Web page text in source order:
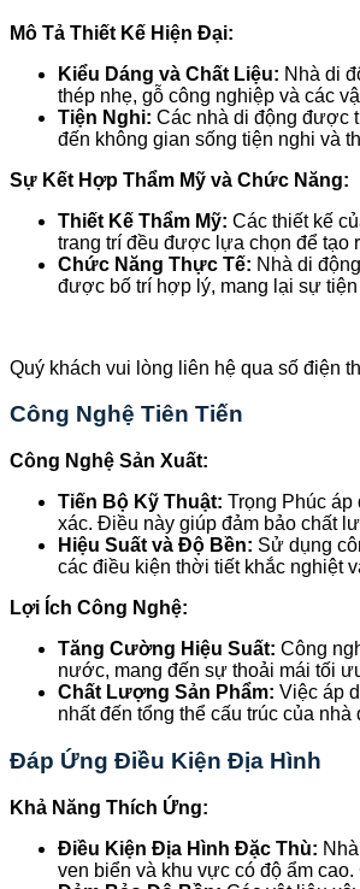
Mô Tả Thiết Kế Hiện Đại:
Kiểu Dáng và Chất Liệu: Nhà di
thép nhẹ, gỗ công nghiệp và các
Tiện Nghi: Các nhà di động được
đến không gian sống tiện nghi và
Sự Kết Hợp Thẩm Mỹ và Chức Năng:
Thiết Kế Thẩm Mỹ: Các thiết kế
trang trí đều được lựa chọn để tạo
Chức Năng Thực Tế: Nhà di
được bố trí hợp lý, mang lại sự
Quý khách vui lòng liên hệ qua số điện
Công Nghệ Tiên Tiến
Công Nghệ Sản Xuất:
Tiến Bộ Kỹ Thuật: Trọng Phúc áp
xác. Điều này giúp đảm bảo chất
Hiệu Suất và Độ Bền: Sử dụng
các điều kiện thời tiết khắc nghiệt
Lợi Ích Công Nghệ:
Tăng Cường Hiệu Suất: Công
nước, mang đến sự thoải mái tối
Chất Lượng Sản Phẩm: Việc áp
nhất đến tổng thể cấu trúc của nhà
Đáp Ứng Điều Kiện Địa Hình
Khả Năng Thích Ứng:
Điều Kiện Địa Hình Đặc Thù:
ven biển và khu vực có độ ẩm